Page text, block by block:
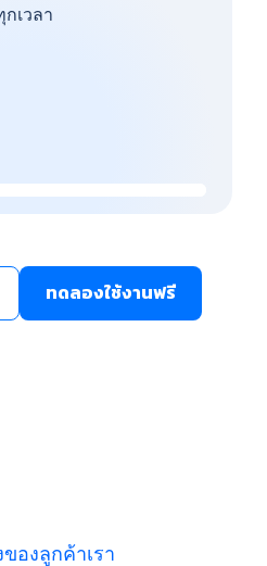
กเวลา
ทดลองใช้งานฟรี
องลูกค้าเรา